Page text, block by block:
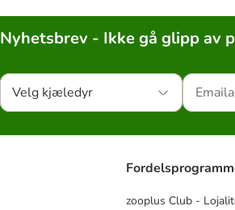
Nyhetsbrev - Ikke gå glipp av
Velg kjæledyr
zooplus Club -